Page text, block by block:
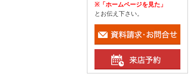
※「ホームページを見た」
とお伝え下さい。